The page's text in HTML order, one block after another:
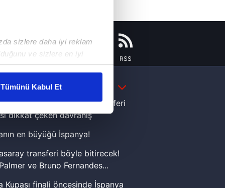
sizlere daha iyi reklam
ve sizlere en iyi
karşılamak
gösterilmeyecektir."
sunulması
ve sizlere yönelik
detaylı bilgi için Ayarlar
Tümünü Kabul Et
RSS
DAHA FAZLA
Yamal'dan Dünya Kupası zaferi
dikkat çeken davranış
en büyüğü İspanya!
transferi böyle bitirecek!
ve Bruno Fernandes...
Kupası finali öncesinde İspanya